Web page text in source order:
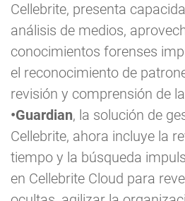
Cellebrite, presenta
análisis de medios,
conocimientos forenses
el reconocimiento de
revisión y comprensión de
•Guardian, la solución de
Cellebrite, ahora incluye la
tiempo y la búsqueda
en Cellebrite Cloud para